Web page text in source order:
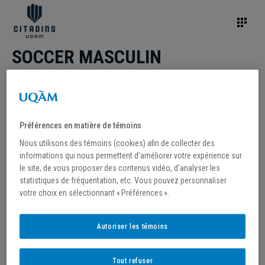
SOCCER MASCULIN
Préférences en matière de témoins
Nous utilisons des témoins (cookies) afin de collecter des
informations qui nous permettent d’améliorer votre expérience sur
le site, de vous proposer des contenus vidéo, d’analyser les
statistiques de fréquentation, etc. Vous pouvez personnaliser
votre choix en sélectionnant « Préférences ».
Tout refuser
Autoriser les témoins